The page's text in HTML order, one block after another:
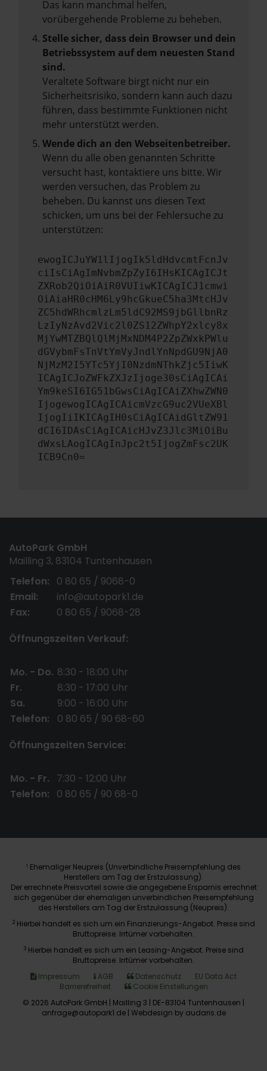
Das kann manchmal helfen,
vorübergehende Probleme zu beheben.
Stelle sicher, dass dein Browser und dein
Betriebssystem auf dem neuesten Stand
sind.
Veraltete Software birgt nicht nur ein
Sicherheitsrisiko, sondern kann auch dazu
führen, dass bestimmte Funktionen nicht
mehr unterstützt werden.
Wende dich an den Webseitenbetreiber.
Wenn du alle oben genannten Schritte
versucht hast, kontaktiere uns bitte. Wir
werden versuchen, das Problem zu
beheben. Du kannst uns diesen Text
schicken, um uns bei der Fehlersuche zu
unterstützen:
ewogICJuYW1lIjogIk5ldHdvcmtFcnJv
ciIsCiAgImNvbmZpZyI6IHsKICAgICJt
ZXRob2QiOiAiR0VUIiwKICAgICJ1cmwi
OiAiaHR0cHM6Ly9hcGkueC5ha3MtcHJv
ZC5hdWRhcmlzLm5ldC92MS9jbGllbnRz
LzIyNzAvd2Vic2l0ZS12ZWhpY2xlcy8x
MjYwMTZBQlQlMjMxNDM4P2ZpZWxkPWlu
dGVybmFsTnVtYmVyJndlYnNpdGU9NjA0
NjMzM2I5YTc5YjI0NzdmNThkZjc5IiwK
ICAgICJoZWFkZXJzIjoge30sCiAgICAi
Ym9keSI6IG51bGwsCiAgICAiZXhwZWN0
IjogewogICAgICAicmVzcG9uc2VUeXBl
IjogIiIKICAgIH0sCiAgICAidGltZW91
dCI6IDAsCiAgICAicHJvZ3Jlc3MiOiBu
dWxsLAogICAgInJpc2t5IjogZmFsc2UK
ICB9Cn0=
AutoPark GmbH
Mailling 3, 83104 Tuntenhausen
Telefon:
0 80 65 / 9068-0
Email:
info@autopark1.de
Fax:
0 80 65 / 9068-28
Öffnungszeiten Verkauf:
Mo. - Do. 8:30 - 18:00 Uhr
Fr.
8:30 - 17:00 Uhr
Sa.
9:00 - 16:00 Uhr
Telefon:
0 80 65 / 90 68-60
Öffnungszeiten Service:
Mo. - Fr.
7:30 - 12:00 Uhr
Telefon:
0 80 65 / 90 68-0
1 Ehemaliger Neupreis (Unverbindliche Preisempfehlung des
Herstellers am Tag der Erstzulassung).
Der errechnete Preisvorteil sowie die angegebene Ersparnis errechnet
sich gegenüber der ehemaligen unverbindlichen Preisempfehlung
des Herstellers am Tag der Erstzulassung (Neupreis).
2 Hierbei handelt es sich um ein Finanzierungs-Angebot. Preise sind
Bruttopreise. Irrtümer vorbehalten.
3 Hierbei handelt es sich um ein Leasing-Angebot. Preise sind
Bruttopreise. Irrtümer vorbehalten.
Impressum
AGB Datenschutz
EU Data Act
Barrierefreiheit
Cookie Einstellungen
© 2026 AutoPark GmbH | Mailling 3 | DE-83104 Tuntenhausen |
anfrage@autopark1.de | Webdesign by audaris.de